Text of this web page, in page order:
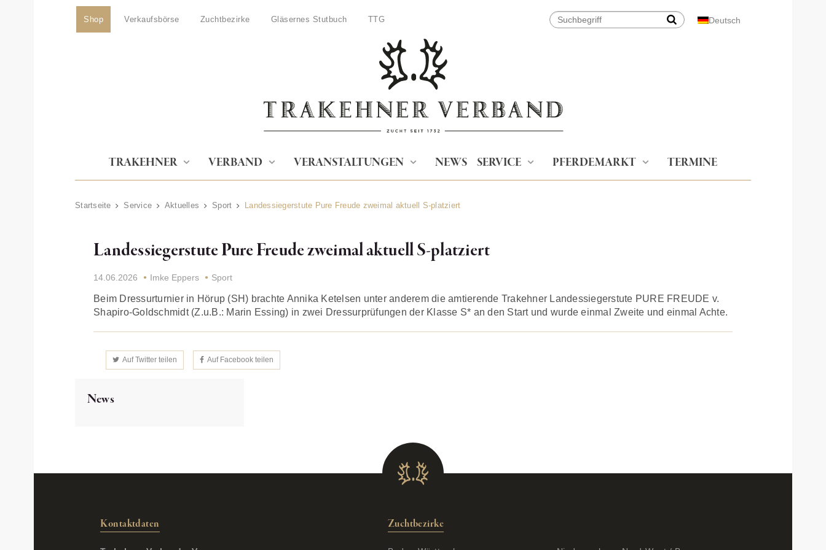
Shop Verkaufsbörse Zuchtbezirke Gläsernes Stutbuch TTG Deutsch
TRAKEHNER VERBAND VERANSTALTUNGEN NEWS SERVICE PFERDEMARKT TERMINE
Startseite Service Aktuelles Sport Landessiegerstute Pure Freude zweimal aktuell S-platziert
Landessiegerstute Pure Freude zweimal aktuell S-platziert
14.06.2026 Imke Eppers Sport
Beim Dressurturnier in Hörup (SH) brachte Annika Ketelsen unter anderem die amtierende Trakehner Landessiegerstute PURE FREUDE v.
Shapiro-Goldschmidt (Z.u.B.: Marin Essing) in zwei Dressurprüfungen der Klasse S* an den Start und wurde einmal Zweite und einmal Achte.
Auf Twitter teilen Auf Facebook teilen
News
Kontaktdaten Zuchtbezirke